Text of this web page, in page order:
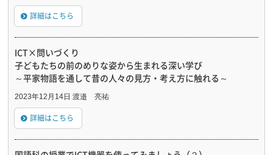
詳細はこちら
ICT×問いづくり
子どもたちの前のめりな姿から生まれる深い学び
～平家物語を通して昔の人々の見方・考え方に触れる～
2023年12月14日 渡邉 亮祐
詳細はこちら